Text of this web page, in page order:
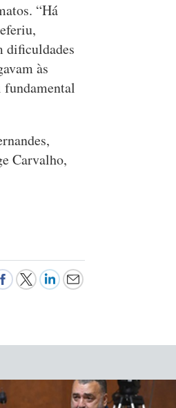
“Há
dificuldades
às
fundamental
Carvalho,